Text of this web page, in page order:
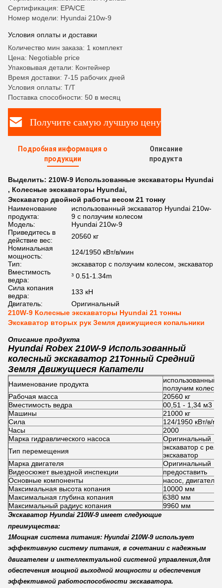
Сертификация: EPA/CE
Номер модели: Hyundai 210w-9
Условия оплаты и доставки
Количество мин заказа: 1 комплект
Цена: Negotiable price
Упаковывая детали: Контейнер
Время доставки: 7-15 рабочих дней
Условия оплаты: T/T
Поставка способности: 50 в месяц
Получите самую лучшую цену
Подробная информация о
продукции
Описание
продукта
Выделить: 210W-9 Использованные экскаваторы Hyundai
, Колесные экскаваторы Hyundai,
Экскаватор двойной работы весом 21 тонну
Наименование
продукта:
использованный экскаватор Hyundai 210w-
9 с ползучим колесом
Модель:
Hyundai 210w-9
Приведитесь в
действие вес:
20560 кг
Номинальная
мощность:
124/1950 кВт/в/мин
Тип:
экскаватор с ползучим колесом, экскаватор
Вместимость
ведра:
³ 0.51-1.34m
Сила копания
ведра:
133 кН
Двигатель:
Оригинальный
210W-9 Колесные экскаваторы Hyundai 21 тонны
Экскаватор вторых рук Земля движущиеся копальники
Описание продукта
Hyundai Robex 210W-9 Использованный
колесный экскаватор 21Тонный Средний
Земля Движущиеся Капатели
Наименование продукта
использованный
ползучим
Рабочая масса
20560 кг
Вместимость ведра
00,51 - 1,34 м3
Машины
21000 кг
Сила
124/1950 кВт/в/
Часы
2000
Марка гидравлического насоса
Оригинальный
Тип перемещения
экскаватор с
экскаватор
Марка двигателя
Оригинальный
Видеосюжет выездной инспекции
предоставить
Основные компоненты
насос,
Максимальная высота копания
10000 мм
Максимальная глубина копания
6380 мм
Максимальный радиус копания
9960 мм
Экскаватор Hyundai 210W-9 имеет следующие
преимущества:
1Мощная система питания: Hyundai 210W-9 использует
эффективную систему питания, в сочетании с надежным
двигателем и интеллектуальной системой управления,для
обеспечения мощной выходной мощности и обеспечения
эффективной работоспособности экскаватора.